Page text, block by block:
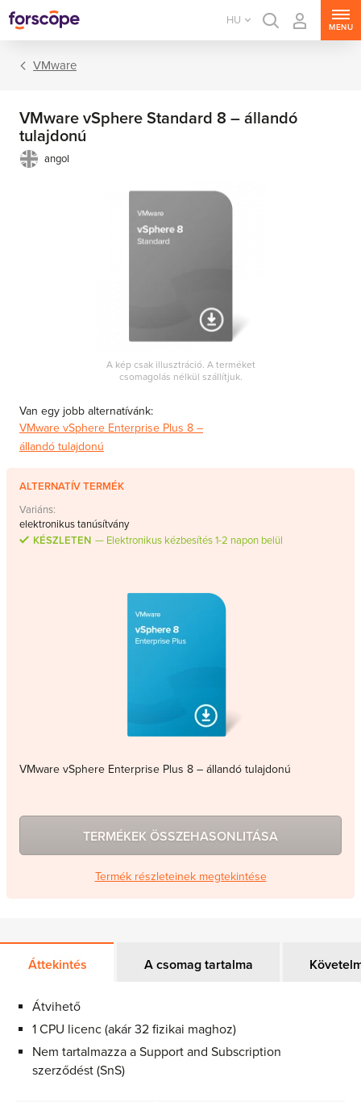
HU
MENU
VMware
VMware vSphere Standard 8 – állandó
tulajdonú
angol
A kép csak illusztráció. A terméket
csomagolás nélkül szállítjuk.
Van egy jobb alternatívánk:
VMware vSphere Enterprise Plus 8 –
állandó tulajdonú
ALTERNATÍV TERMÉK
Variáns:
elektronikus tanúsítvány
KÉSZLETEN
Elektronikus kézbesítés 1-2 napon belül
VMware vSphere Enterprise Plus 8 – állandó tulajdonú
TERMÉKEK ÖSSZEHASONLITÁSA
Termék részleteinek megtekintése
Áttekintés A csomag tartalma
Átvihető
1 CPU licenc (akár 32 fizikai maghoz)
Nem tartalmazza a Support and Subscription
szerződést (SnS)